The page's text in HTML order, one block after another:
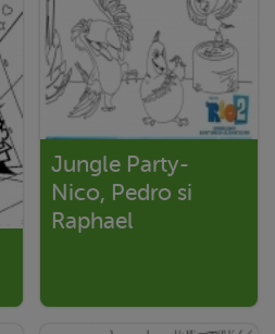
Jungle Party-
Nico, Pedro si
Raphael